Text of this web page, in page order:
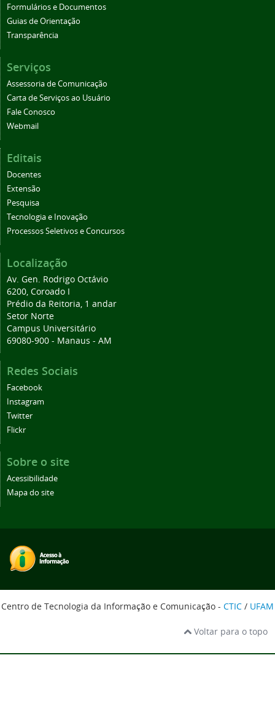
Formulários e Documentos
Guias de Orientação
Transparência
Serviços
Assessoria de Comunicação
Carta de Serviços ao Usuário
Fale Conosco
Webmail
Editais
Docentes
Extensão
Pesquisa
Tecnologia e Inovação
Processos Seletivos e Concursos
Localização
Av. Gen. Rodrigo Octávio
6200, Coroado I
Prédio da Reitoria, 1 andar
Setor Norte
Campus Universitário
69080-900 - Manaus - AM
Redes Sociais
Facebook
Instagram
Twitter
Flickr
Sobre o site
Acessibilidade
Mapa do site
Centro de Tecnologia da Informação e Comunicação - CTIC / UFAM
Voltar para o topo